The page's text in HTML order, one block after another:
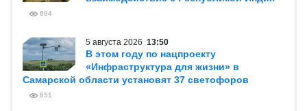
684
5 августа 2026 13:50
В этом году по нацпроекту
«Инфраструктура для жизни» в
Самарской области установят 37 светофоров
851